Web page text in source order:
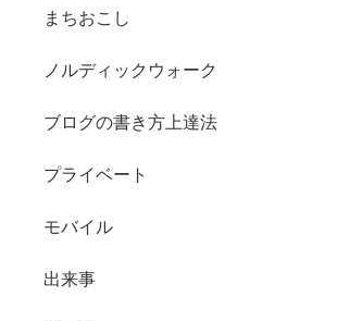
まちおこし
ノルディックウォーク
ブログの書き方上達法
プライベート
モバイル
出来事